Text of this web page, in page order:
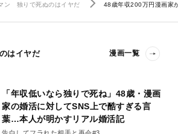
ン 独りで死ぬのはイヤだ 48歳年収200万円漫画家
はイヤだ 漫画一覧
「年収低いなら独りで死ね」48歳・漫画
家の婚活に対してSNS上で酷すぎる言
葉…本人が明かすリアル婚活記